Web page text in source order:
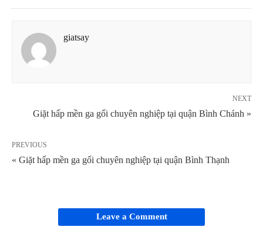
giatsay
NEXT
Giặt hấp mền ga gối chuyên nghiệp tại quận Bình Chánh »
PREVIOUS
« Giặt hấp mền ga gối chuyên nghiệp tại quận Bình Thạnh
Leave a Comment